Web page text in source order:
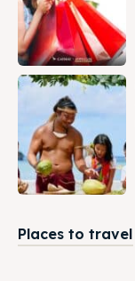
Places to travel